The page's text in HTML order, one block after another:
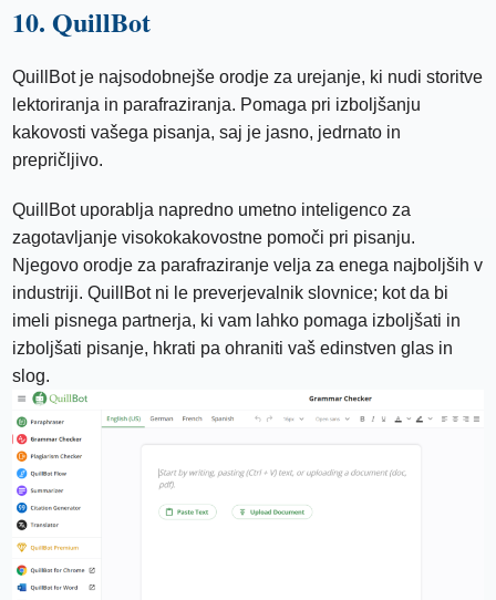
10. QuillBot
QuillBot je najsodobnejše orodje za urejanje, ki nudi storitve
lektoriranja in parafraziranja. Pomaga pri izboljšanju
kakovosti vašega pisanja, saj je jasno, jedrnato in
prepričljivo.
QuillBot uporablja napredno umetno inteligenco za
zagotavljanje visokokakovostne pomoči pri pisanju.
Njegovo orodje za parafraziranje velja za enega najboljših v
industriji. QuillBot ni le preverjevalnik slovnice; kot da bi
imeli pisnega partnerja, ki vam lahko pomaga izboljšati in
izboljšati pisanje, hkrati pa ohraniti vaš edinstven glas in
slog.